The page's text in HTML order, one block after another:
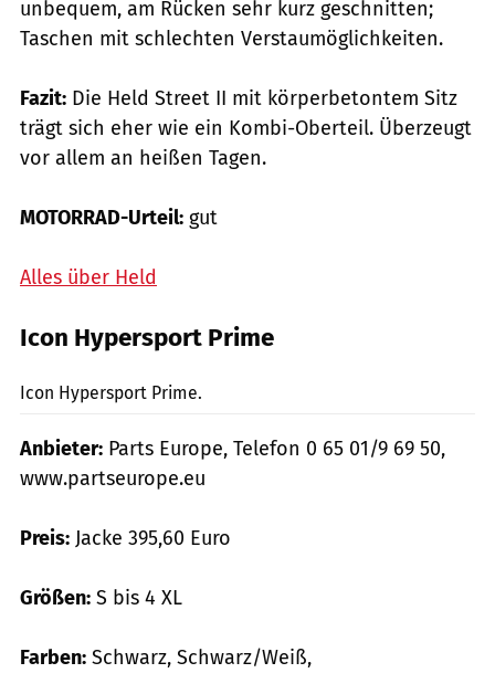
unbequem, am Rücken sehr kurz geschnitten;
Taschen mit schlechten Verstaumöglichkeiten.
Fazit: Die Held Street II mit körperbetontem Sitz
trägt sich eher wie ein Kombi-Oberteil. Überzeugt
vor allem an heißen Tagen.
MOTORRAD-Urteil: gut
Alles über Held
Icon Hypersport Prime
Icon Hypersport Prime.
Anbieter: Parts Europe, Telefon 0 65 01/9 69 50,
www.partseurope.eu
Preis: Jacke 395,60 Euro
Größen: S bis 4 XL
Farben: Schwarz, Schwarz/Weiß,